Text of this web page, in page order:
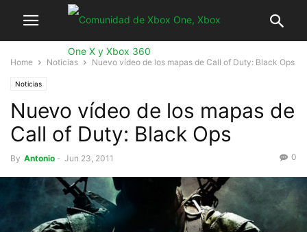
Home Noticias Nuevo vídeo de los mapas de Call of Duty: Black Ops
Noticias
Nuevo vídeo de los mapas de
Call of Duty: Black Ops
By Antonio - Jun 23, 2011 0